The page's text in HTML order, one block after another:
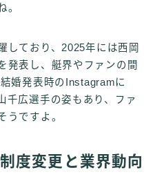
。
しており、2025年には西岡
発表し、艇界やファンの間
婚発表時のInstagramに
千広選手の姿もあり、ファ
うですよ。
度変更と業界動向